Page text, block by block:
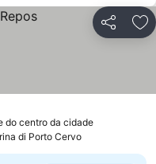
Partilhar
do centro da cidadeVer
di Porto Cervo